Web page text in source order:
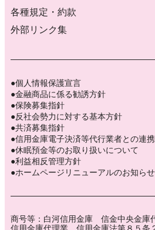
各種規定・約款
外部リンク集
個人情報保護宣言
金融商品に係る勧誘方針
保険募集指針
反社会勢力に対する基本方針
共済募集指針
信用金庫電子決済等代行業者との連
休眠預金等のお取り扱いについて
利益相反管理方針
ホームページリニューアルのお知らせ
商号等：白河信用金庫 信金中央金庫
信用金庫代理業 信用金庫法第８５条